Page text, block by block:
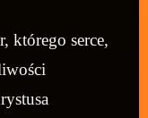
którego serce,